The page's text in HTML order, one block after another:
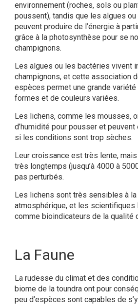
environnement (roches, sols ou
poussent), tandis que les algues
peuvent produire de l’énergie à
grâce à la photosynthèse pour se
champignons.
Les algues ou les bactéries vivent
champignons, et cette association
espèces permet une grande
formes et de couleurs variées.
Les lichens, comme les mousses,
d’humidité pour pousser et peuvent
si les conditions sont trop sèches.
Leur croissance est très lente,
très longtemps (jusqu’à 4000 à
pas perturbés.
Les lichens sont très sensibles à
atmosphérique, et les
comme bioindicateurs de la qualité
La Faune
La rudesse du climat et des
biome de la toundra ont pour
peu d’espèces sont capables de